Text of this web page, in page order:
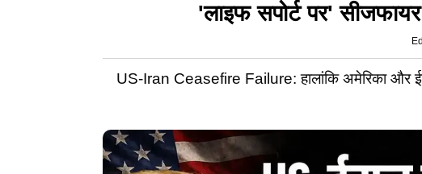
'लाइफ सपोर्ट पर'
US-Iran Ceasefire Failure: हालांकि अमेरिका और